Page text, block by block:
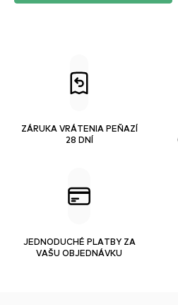
ZÁRUKA VRÁTENIA PEŇAZÍ
28 DNÍ
JEDNODUCHÉ PLATBY ZA
VAŠU OBJEDNÁVKU